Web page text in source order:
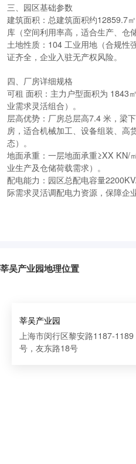
三、园区基础参数
建筑面积 ：总建筑面积约12859.7㎡
库（空间利用率高，适合生产、仓
土地性质： 104 工业用地（合规性
证齐全 ，企业入驻无产权风险。
四、厂房详细规格
可租 面积 ：主力户型面积为 1843
业需求灵活组合）。
层高优势：厂房总层高7.4 米 ，梁
房，适合机械加工、设备组装、高
态）。
地面承重：一层地面承重≥XX KN/
业生产及仓储荷载需求）。
配电能力 ：园区总配电容量
际需求灵活调配电力资源，保障企
莘吴产业园地理位置
莘吴产业园
上海市闵行区黎安路1187-1189
号，友东路18号